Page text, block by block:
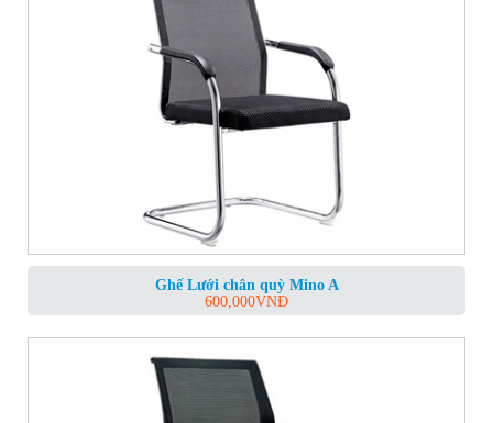
Ghế Lưới chân quỳ Mino A
600,000VNĐ